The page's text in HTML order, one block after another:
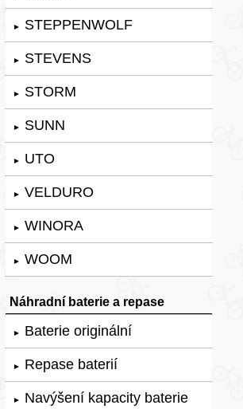
► STEPPENWOLF
► STEVENS
► STORM
► SUNN
► UTO
► VELDURO
► WINORA
► WOOM
Náhradní baterie a repase
► Baterie originální
► Repase baterií
► Navýšení kapacity baterie